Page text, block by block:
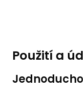
Použití a